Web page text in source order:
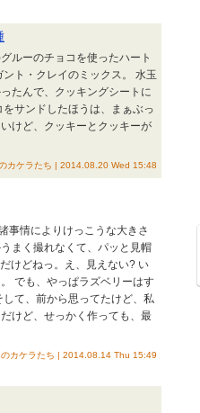
ルーのチョコを使ったハート
ト・クレイのミックス。 水玉
たんで、クッキングシートに
サンドしたほうは、まぁぶっ
けど、クッキーとクッキーが
カケラたち | 2014.08.20 Wed 15:48
事情によりけっこうな大きさ
まく撮れなくて、パッと見帽
けどねっ。え、見えない? い
でも、やっぱラズベリーはす
て、前から思ってたけど、私
けど、せっかく作っても、最
のカケラたち | 2014.08.14 Thu 15:49